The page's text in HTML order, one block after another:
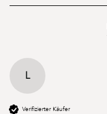
L
Verifizierter Käufer